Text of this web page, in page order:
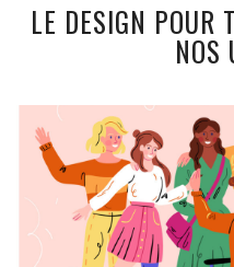
LE DESIGN POUR
NOS